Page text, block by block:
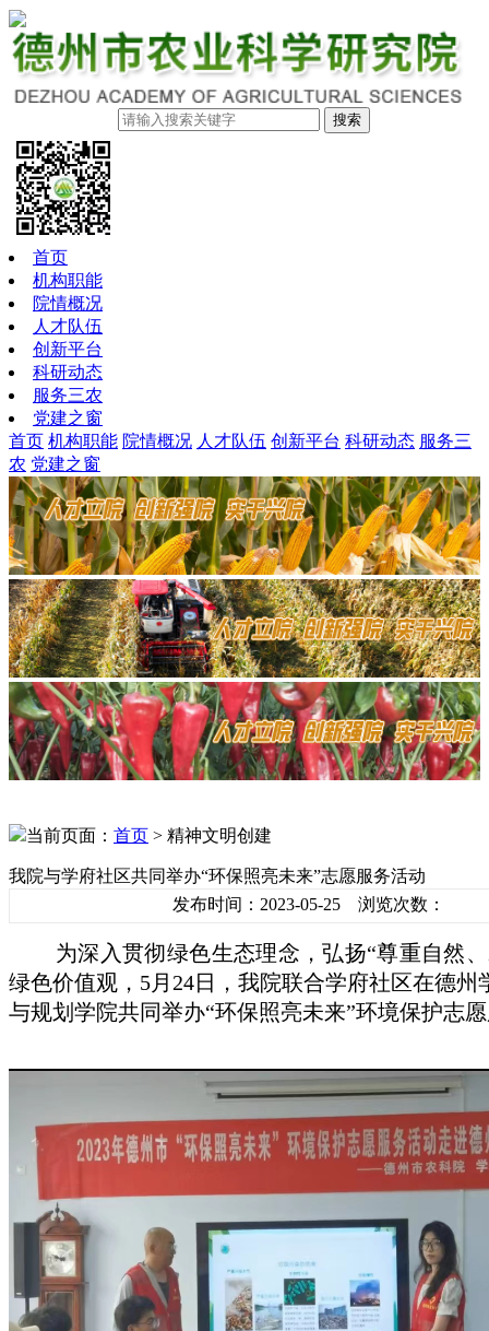
搜索
首页
机构职能
院情概况
人才队伍
创新平台
科研动态
服务三农
党建之窗
首页 机构职能 院情概况 人才队伍 创新平台 科研动态 服务三
农 党建之窗
当前页面： 首页 > 精神文明创建
我院与学府社区共同举办“环保照亮未来”志愿服务活动
发布时间：2023-05-25 浏览次数：
为深入贯彻绿色生态理念，弘扬“尊重自然
绿色价值观，5月24日，我院联合学府社区在德州
与规划学院共同举办“环保照亮未来”环境保护志